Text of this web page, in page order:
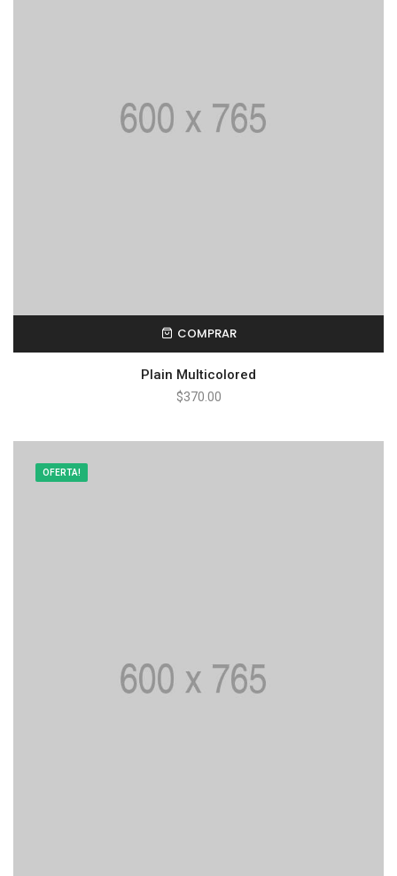
COMPRAR
Plain Multicolored
$370.00
OFERTA!